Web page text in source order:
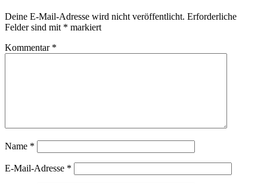
Deine E-Mail-Adresse wird nicht veröffentlicht. Erforderliche
Felder sind mit * markiert
Kommentar *
Name *
E-Mail-Adresse *